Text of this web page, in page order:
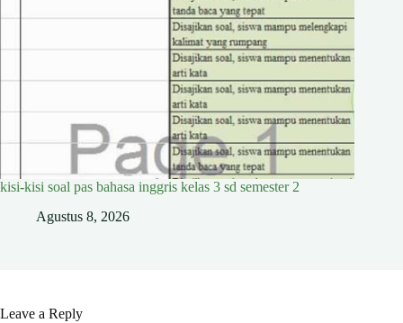
kisi-kisi soal pas bahasa inggris kelas 3 sd semester 2
Agustus 8, 2026
Leave a Reply